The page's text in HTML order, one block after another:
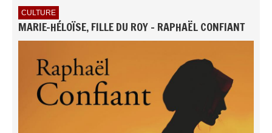
CULTURE
MARIE-HÉLOÏSE, FILLE DU ROY - RAPHAËL CONFIANT